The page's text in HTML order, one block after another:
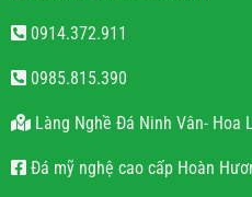
0914.372.911
0985.815.390
Làng Nghề Đá Ninh Vân- Hoa
Đá mỹ nghệ cao cấp Hoàn